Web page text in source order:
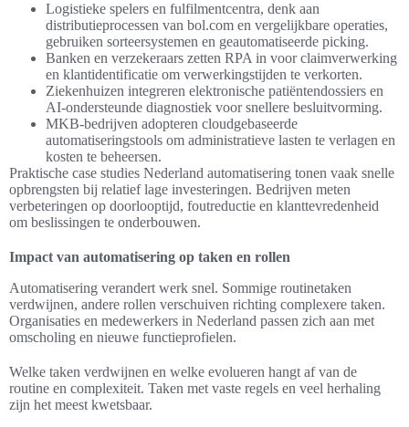
Logistieke spelers en fulfilmentcentra, denk aan
distributieprocessen van bol.com en vergelijkbare operaties,
gebruiken sorteersystemen en geautomatiseerde picking.
Banken en verzekeraars zetten RPA in voor claimverwerking
en klantidentificatie om verwerkingstijden te verkorten.
Ziekenhuizen integreren elektronische patiëntendossiers en
AI-ondersteunde diagnostiek voor snellere besluitvorming.
MKB-bedrijven adopteren cloudgebaseerde
automatiseringstools om administratieve lasten te verlagen en
kosten te beheersen.
Praktische case studies Nederland automatisering tonen vaak snelle
opbrengsten bij relatief lage investeringen. Bedrijven meten
verbeteringen op doorlooptijd, foutreductie en klanttevredenheid
om beslissingen te onderbouwen.
Impact van automatisering op taken en rollen
Automatisering verandert werk snel. Sommige routinetaken
verdwijnen, andere rollen verschuiven richting complexere taken.
Organisaties en medewerkers in Nederland passen zich aan met
omscholing en nieuwe functieprofielen.
Welke taken verdwijnen en welke evolueren hangt af van de
routine en complexiteit. Taken met vaste regels en veel herhaling
zijn het meest kwetsbaar.